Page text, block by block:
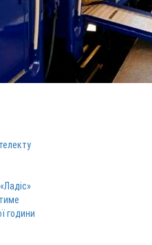
години